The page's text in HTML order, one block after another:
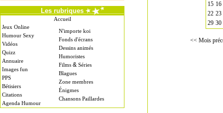
Les rubriques
Accueil
Jeux Online
Humour Sexy
Vidéos
Quizz
Annuaire
Images fun
PPS
Bétisiers
Citations
Agenda Humour
N'importe koi
Fonds d'écrans
Dessins animés
Humoristes
Films & Séries
Blagues
Zone membres
Énigmes
Chansons Paillardes
15 16
22 23
29 30
<< Mois